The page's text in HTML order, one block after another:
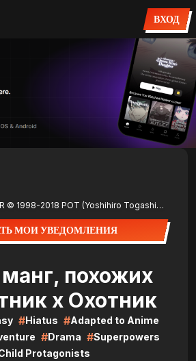
ВХОД
ⓒ HUNTERxHUNTER © 1998-2018 POT (Yoshihiro Togashi) /SHUEISHA Inc.
МОИ УВЕДОМЛЕНИЯ
манг, похожих
х Охотник
#Hiatus #Adapted to Anime
#Drama #Superpowers
Protagonists